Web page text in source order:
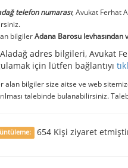
telefon numarası, Avukat Ferhat
bilgilerAdana Barosu levhasından
adres bilgileri, Avukat
için lütfen bağlantıyı
alan bilgiler size aitse ve web
talebinde bulanabilirsiniz.
654 Kişi ziyaret